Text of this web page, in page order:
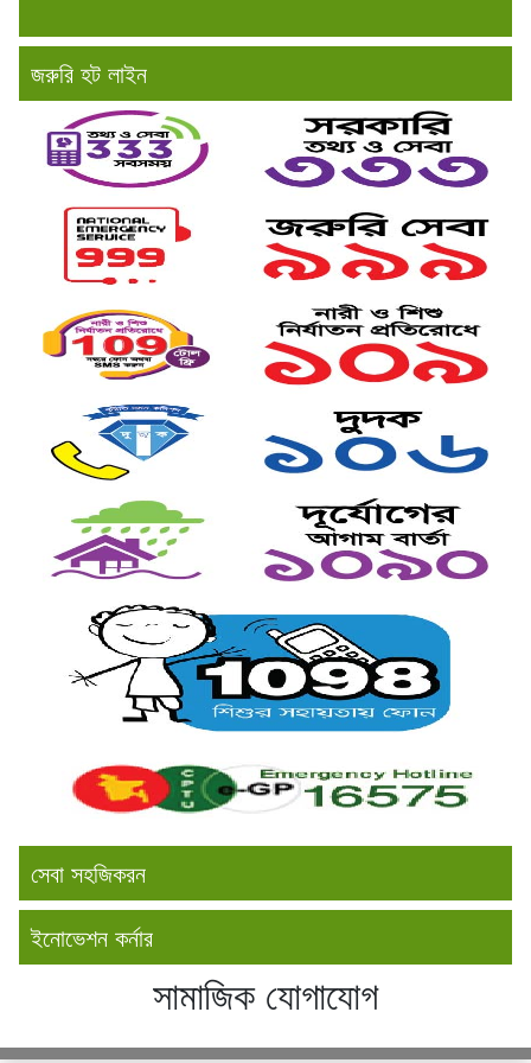
জরুরি হট লাইন
সেবা সহজিকরন
ইনোভেশন কর্নার
সামাজিক যোগাযোগ